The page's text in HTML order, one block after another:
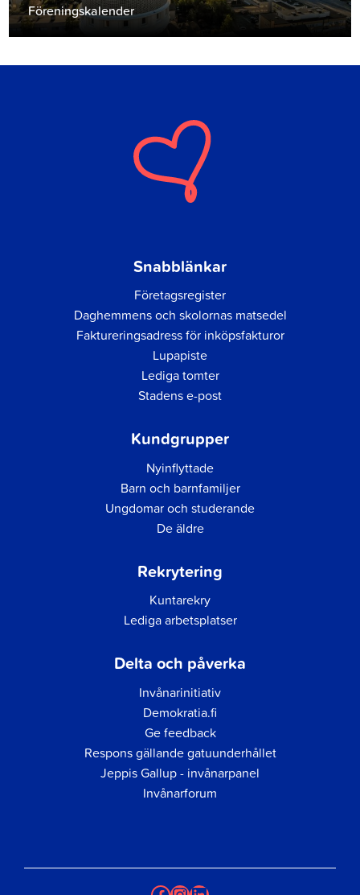
Föreningskalender
Snabblänkar
Företagsregister
Daghemmens och skolornas matsedel
Faktureringsadress för inköpsfakturor
Lupapiste
Lediga tomter
Stadens e-post
Kundgrupper
Nyinflyttade
Barn och barnfamiljer
Ungdomar och studerande
De äldre
Rekrytering
Kuntarekry
Lediga arbetsplatser
Delta och påverka
Invånarinitiativ
Demokratia.fi
Ge feedback
Respons gällande gatuunderhållet
Jeppis Gallup - invånarpanel
Invånarforum